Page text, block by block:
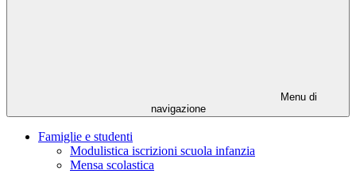
Menu di
navigazione
Famiglie e studenti
Modulistica iscrizioni scuola infanzia
Mensa scolastica